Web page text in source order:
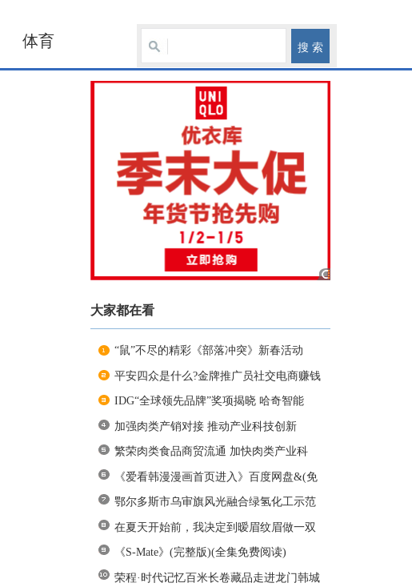
体育
大家都在看
“鼠”不尽的精彩《部落冲突》新春活动
平安四众是什么?金牌推广员社交电商赚钱
IDG“全球领先品牌”奖项揭晓 哈奇智能
加强肉类产销对接 推动产业科技创新
繁荣肉类食品商贸流通 加快肉类产业科
《爱看韩漫漫画首页进入》百度网盘&(免
鄂尔多斯市乌审旗风光融合绿氢化工示范
在夏天开始前，我决定到暧眉纹眉做一双
《S-Mate》(完整版)(全集免费阅读)
荣程·时代记忆百米长卷藏品走进龙门韩城